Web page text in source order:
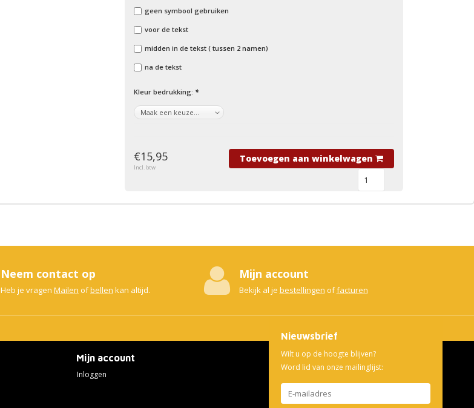
geen symbool gebruiken
voor de tekst
midden in de tekst ( tussen 2 namen)
na de tekst
Kleur bedrukking: *
€15,95
Incl. btw
Toevoegen aan winkelwagen
Neem contact op
Heb je vragen Mailen ofbellen kan altijd.
Mijn account
Bekijk al je bestellingen offacturen
Mijn account
Inloggen
Nieuwsbrief
Wilt u op de hoogte blijven?
Word lid van onze mailinglijst: